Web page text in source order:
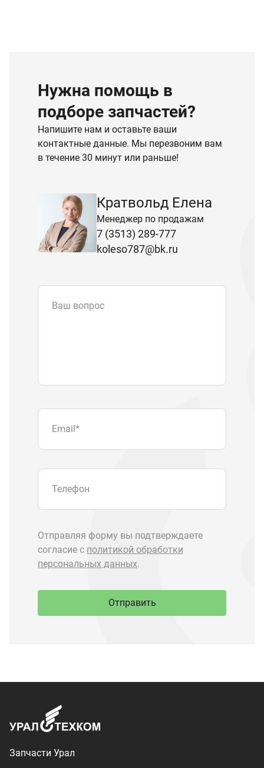
Нужна помощь в
подборе запчастей?
Напишите нам и оставьте ваши
контактные данные. Мы перезвоним вам
в течение 30 минут или раньше!
Кратвольд Елена
Менеджер по продажам
7 (3513) 289-777
koleso787@bk.ru
Ваш вопрос
Запчасти Урал
Запчасти Камаз
Спецпредложения
Доставка и оплата
utkm@mail.ru